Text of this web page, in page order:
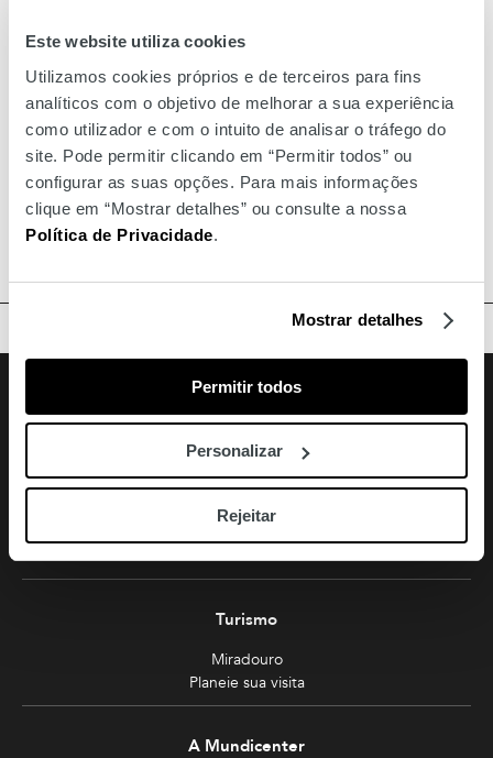
Este website utiliza cookies
Utilizamos cookies próprios e de terceiros para fins
analíticos com o objetivo de melhorar a sua experiência
como utilizador e com o intuito de analisar o tráfego do
site. Pode permitir clicando em “Permitir todos” ou
configurar as suas opções. Para mais informações
clique em “Mostrar detalhes” ou consulte a nossa
Política de Privacidade.
Mostrar detalhes
Permitir todos
Personalizar
Rejeitar
Siga-nos FacebookInstagram
Amoreiras
213 810 200 (chamada rede fixa nacional)
Av. Eng. Duarte Pacheco
1070-103 Lisboa
Turismo
Miradouro
Planeie sua visita
A Mundicenter